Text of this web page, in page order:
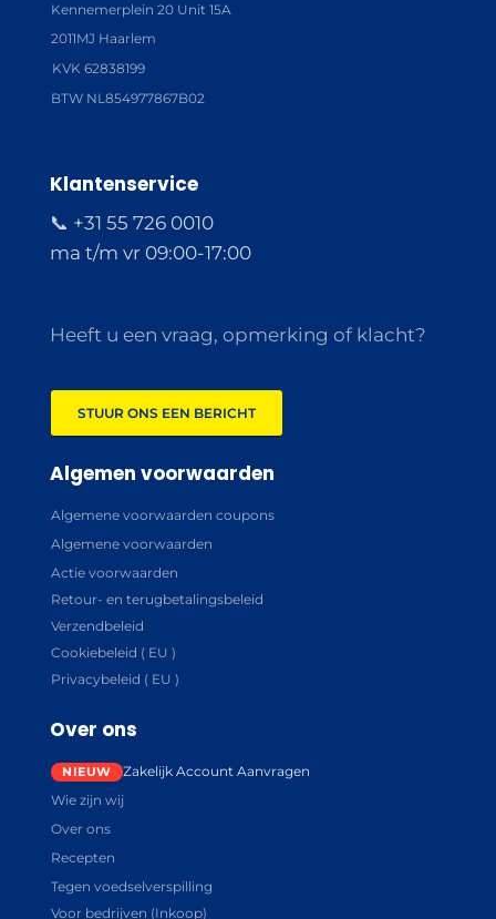
Kennemerplein 20 Unit 15A
2011MJ Haarlem
KVK 62838199
BTW NL854977867B02
Klantenservice
📞 +31 55 726 0010
ma t/m vr 09:00-17:00
Heeft u een vraag, opmerking of klacht?
STUUR ONS EEN BERICHT
Algemen voorwaarden
Algemene voorwaarden coupons
Algemene voorwaarden
Actie voorwaarden
Retour- en terugbetalingsbeleid
Verzendbeleid
Cookiebeleid ( EU )
Privacybeleid ( EU )
Over ons
Zakelijk Account Aanvragen
Wie zijn wij
Over ons
Recepten
Tegen voedselverspilling
Voor bedrijven (Inkoop)